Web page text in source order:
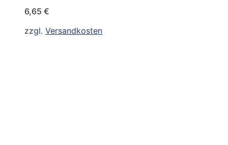
6,65 €
zzgl. Versandkosten